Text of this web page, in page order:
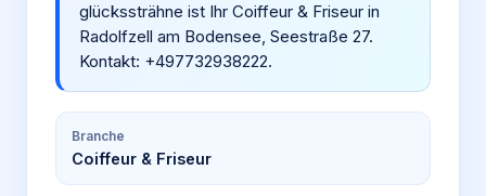
glückssträhne ist Ihr Coiffeur & Friseur in
Radolfzell am Bodensee, Seestraße 27.
Kontakt: +497732938222.
Branche
Coiffeur & Friseur